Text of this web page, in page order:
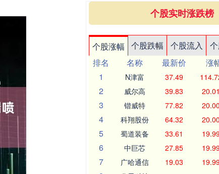
个股实时涨跌榜
个股涨幅 个股跌幅 个股流入
排名
名称 最新价 涨
1
N津富 37.49
2 威尔高 39.83
3 锴威特 77.82
4 科翔股份 64.32
5 蜀道装备 33.61
6 中巨芯 27.85
7 广哈通信 19.03